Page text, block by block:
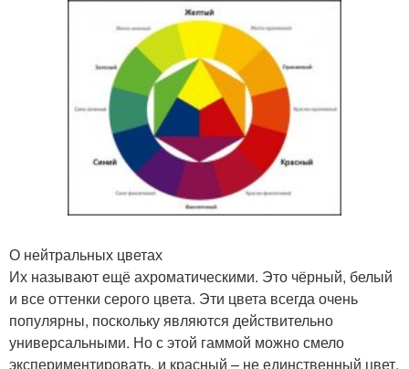
О нейтральных цветах
Их называют ещё ахроматическими. Это чёрный, белый
и все оттенки серого цвета. Эти цвета всегда очень
популярны, поскольку являются действительно
универсальными. Но с этой гаммой можно смело
экспериментировать, и красный – не единственный цвет,